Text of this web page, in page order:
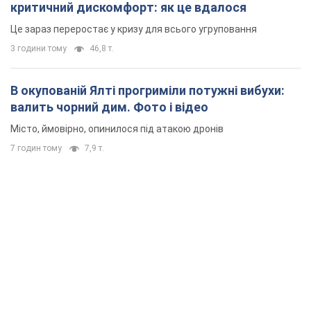
критичний дискомфорт: як це вдалося
Це зараз переростає у кризу для всього угруповання
3 години тому 46,8 т.
В окупованій Ялті прогриміли потужні вибухи:
валить чорний дим. Фото і відео
Місто, ймовірно, опинилося під атакою дронів
7 годин тому 7,9 т.